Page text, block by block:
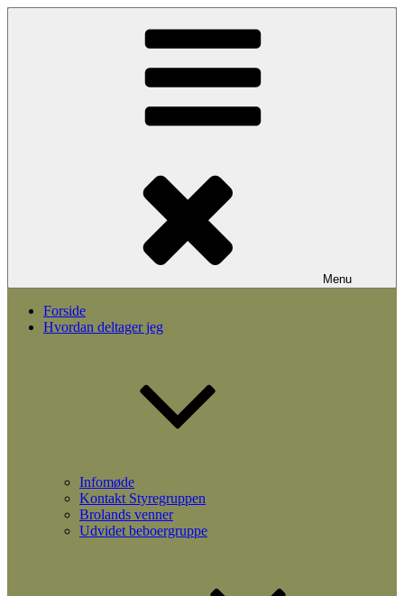
Videre
Menu
Forside
Hvordan deltager jeg
Infomøde
Kontakt Styregruppen
Brolands venner
Udvidet beboergruppe